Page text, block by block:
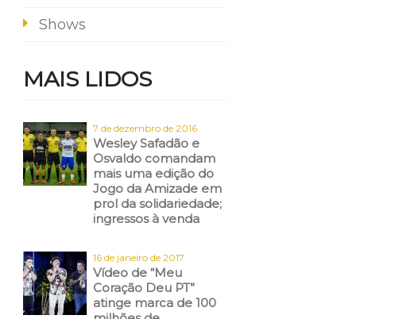
Shows
MAIS LIDOS
7 de dezembro de 2016
Wesley Safadão e
Osvaldo comandam
mais uma edição do
Jogo da Amizade em
prol da solidariedade;
ingressos à venda
16 de janeiro de 2017
Vídeo de “Meu
Coração Deu PT”
atinge marca de 100